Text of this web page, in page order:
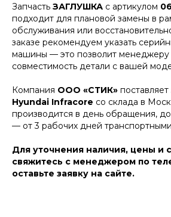
Запчасть ЗАГЛУШКА с артикулом
подходит для плановой замены в
обслуживания или
заказе рекомендуем указать
машины — это позволит менеджеру
совместимость детали с вашей
Компания ООО «СТИК» поставляет
Hyundai Infracore со склада в
производится в день обращения,
— от 3 рабочих дней
Для уточнения наличия, цены и
свяжитесь с менеджером по
оставьте заявку на сайте.